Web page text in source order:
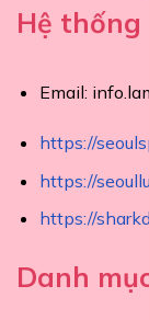
Hệ thống
Email:
https://
https://
https://
Danh